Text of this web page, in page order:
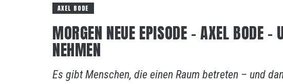
AXEL BODE
MORGEN NEUE EPISODE – AXEL BODE
NEHMEN
Es gibt Menschen, die einen Raum betreten – und